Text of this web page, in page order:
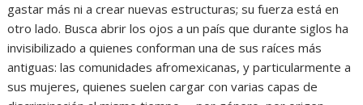
gastar más ni a crear nuevas estructuras; su fuerza está en
otro lado. Busca abrir los ojos a un país que durante siglos ha
invisibilizado a quienes conforman una de sus raíces más
antiguas: las comunidades afromexicanas, y particularmente a
sus mujeres, quienes suelen cargar con varias capas de